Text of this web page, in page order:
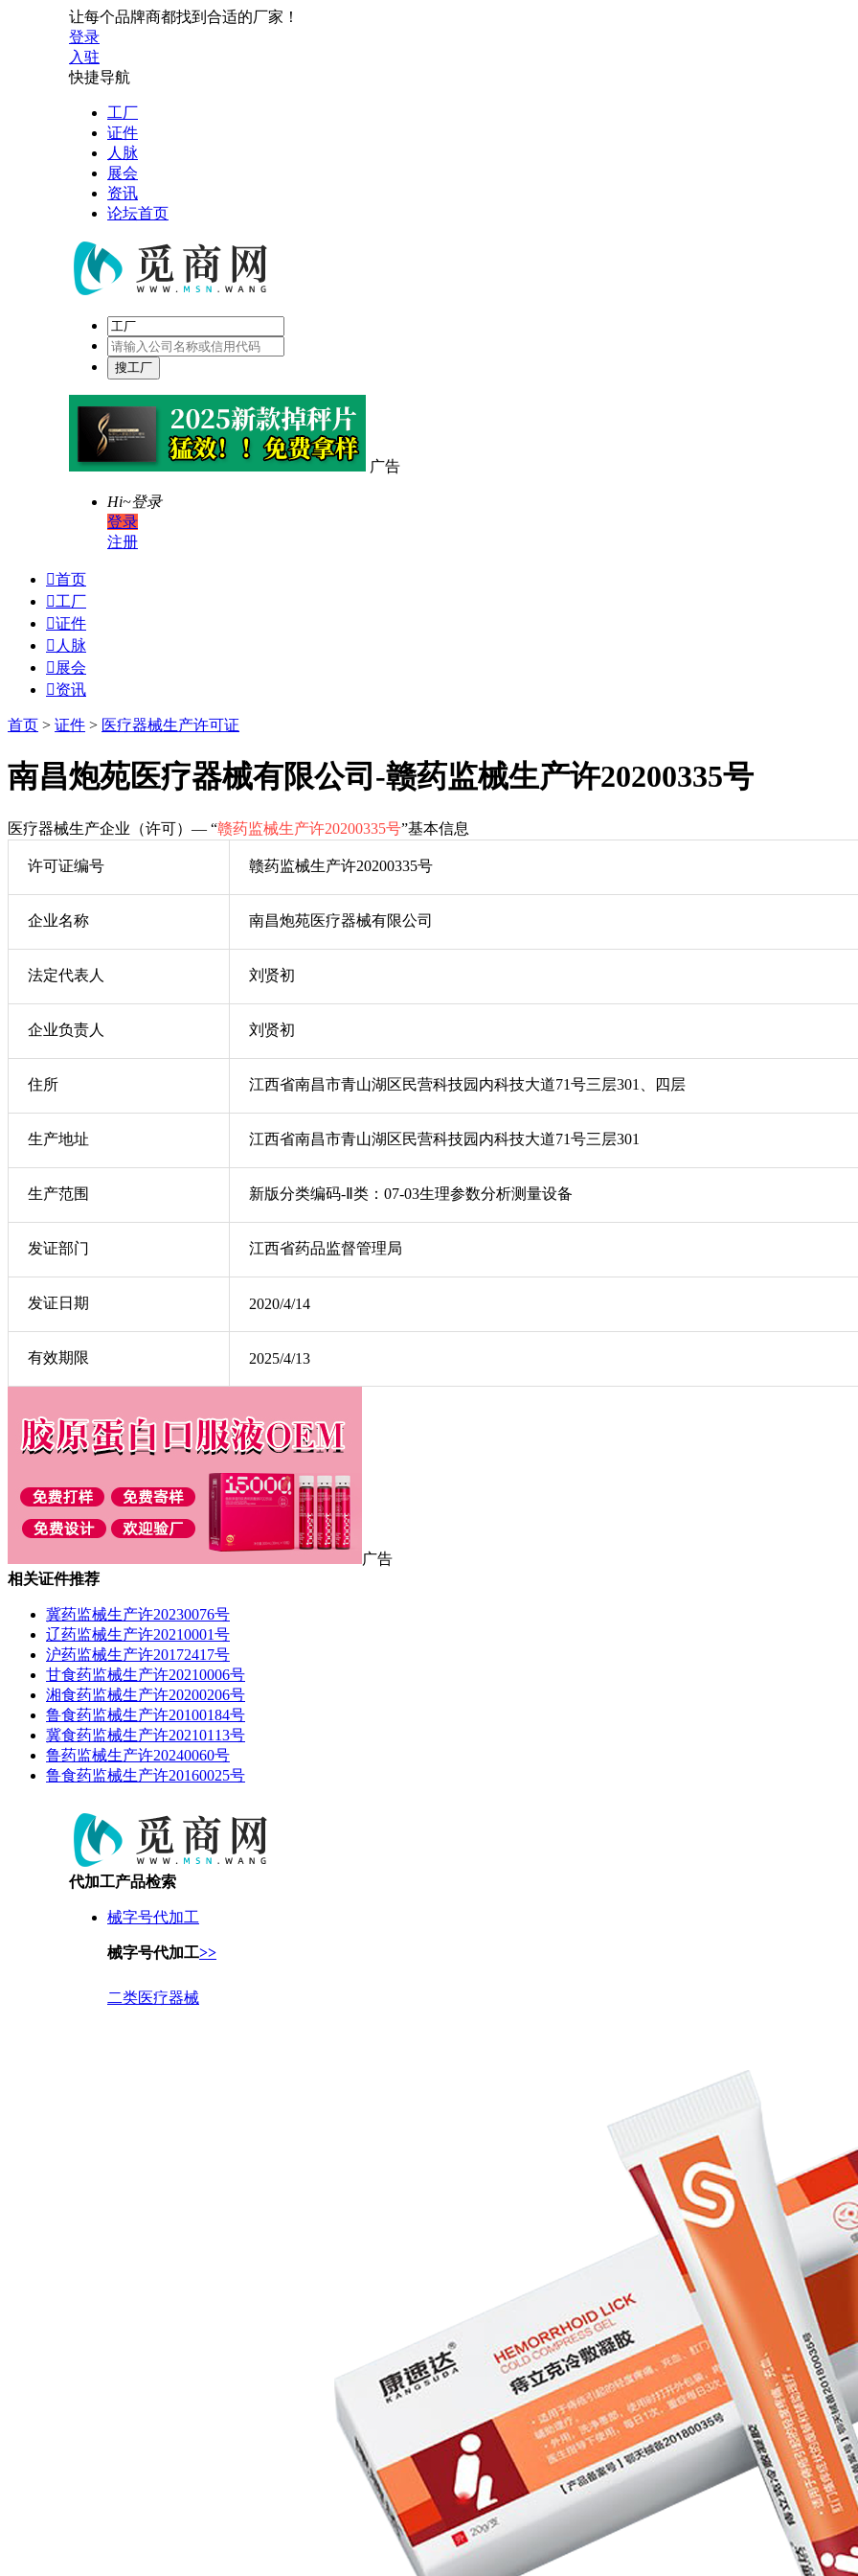
让每个品牌商都找到合适的厂家！
登录
入驻
快捷导航
工厂
证件
人脉
展会
资讯
论坛首页
广告
Hi~登录
登录
注册
首页
工厂
证件
 人脉
 展会
资讯
首页 > 证件 > 医疗器械生产许可证
南昌炮苑医疗器械有限公司-赣药监械生产许20200335号
医疗器械生产企业（许可）— “赣药监械生产许20200335号”基本信息
许可证编号 赣药监械生产许20200335号
企业名称 南昌炮苑医疗器械有限公司
法定代表人 刘贤初
企业负责人 刘贤初
住所 江西省南昌市青山湖区民营科技园内科技大道71号三层301、四层
生产地址 江西省南昌市青山湖区民营科技园内科技大道71号三层301
生产范围 新版分类编码-Ⅱ类：07-03生理参数分析测量设备
发证部门 江西省药品监督管理局
发证日期 2020/4/14
有效期限 2025/4/13
广告
相关证件推荐
冀药监械生产许20230076号
辽药监械生产许20210001号
沪药监械生产许20172417号
甘食药监械生产许20210006号
湘食药监械生产许20200206号
鲁食药监械生产许20100184号
冀食药监械生产许20210113号
鲁药监械生产许20240060号
鲁食药监械生产许20160025号
代加工产品检索
械字号代加工
械字号代加工>>
二类医疗器械